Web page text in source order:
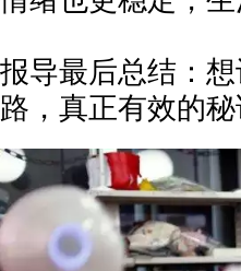
报导最后总结：
路，真正有效的